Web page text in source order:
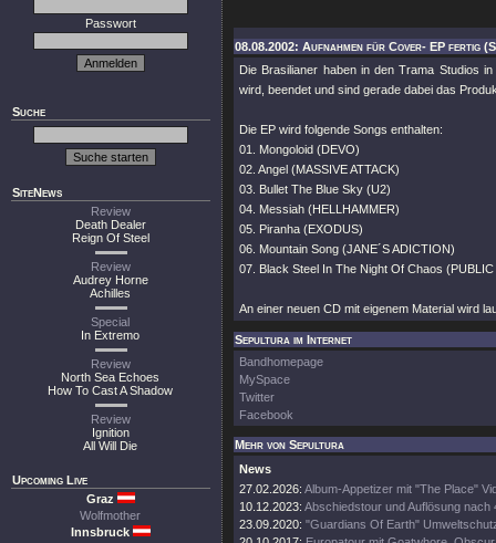
Passwort
Suche
SiteNews
Review
Death Dealer
Reign Of Steel
Review
Audrey Horne
Achilles
Special
In Extremo
Review
North Sea Echoes
How To Cast A Shadow
Review
Ignition
All Will Die
Upcoming Live
Graz
Wolfmother
Innsbruck
08.08.2002: Aufnahmen für Cover- EP fertig
Die Brasilianer haben in den Trama Studios
wird, beendet und sind gerade dabei das
Die EP wird folgende Songs enthalten:
01. Mongoloid (DEVO)
02. Angel (MASSIVE ATTACK)
03. Bullet The Blue Sky (U2)
04. Messiah (HELLHAMMER)
05. Piranha (EXODUS)
06. Mountain Song (JANE´S ADICTION)
07. Black Steel In The Night Of Chaos
An einer neuen CD mit eigenem Material wird
Sepultura im Internet
Bandhomepage
MySpace
Twitter
Facebook
Mehr von Sepultura
News
27.02.2026: Album-Appetizer mit "The Place"
10.12.2023: Abschiedstour und Auflösung nach
23.09.2020: "Guardians Of Earth"